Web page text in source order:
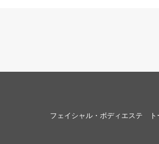
フェイシャル・ボディエステ